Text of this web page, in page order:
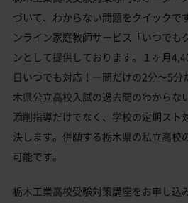
づいて、わからない問題をクイックで
ンライン家庭教師サービス「いつでも
ンとして提供しております。１ヶ月
日いつでも対応！一問だけの2分〜5分
木県公立高校入試の過去問のわからな
添削指導だけでなく、学校の定期スト
決します。併願する栃木県の私立高校
可能です。
栃木工業高校受験対策講座をお申し込